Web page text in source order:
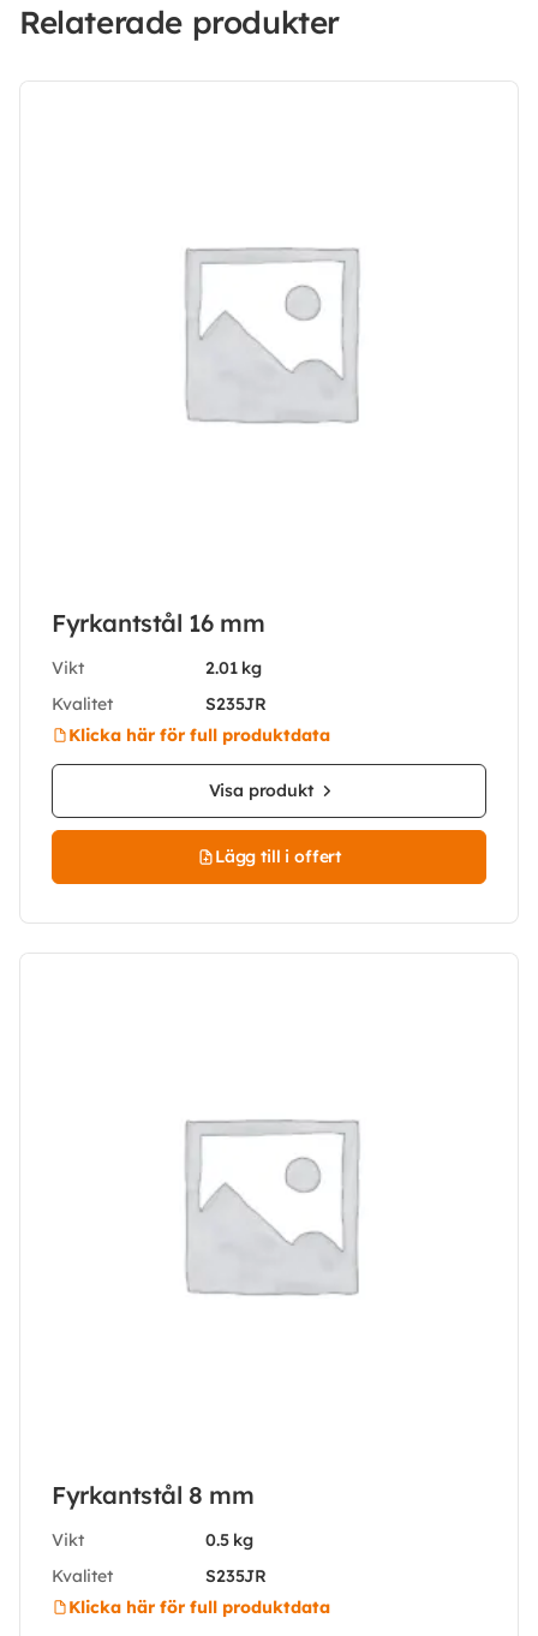
Relaterade produkter
Fyrkantstål 16 mm
Vikt
2.01 kg
Kvalitet
S235JR
Klicka här för full produktdata
Visa produkt
Lägg till i offert
Fyrkantstål 8 mm
Vikt
0.5 kg
Kvalitet
S235JR
Klicka här för full produktdata